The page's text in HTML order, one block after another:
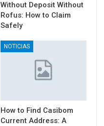
Without Deposit Without
Rofus: How to Claim
Safely
NOTICIAS
How to Find Casibom
Current Address: A